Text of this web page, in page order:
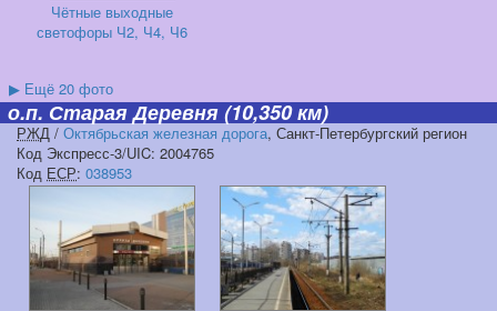
Чётные выходные
светофоры Ч2, Ч4, Ч6
▶ Ещё 20 фото
о.п. Старая Деревня(10,350 км)
РЖД / Октябрьская железная дорога, Санкт-Петербургский регион
Код Экспресс-3/UIC: 2004765
Код ЕСР: 038953